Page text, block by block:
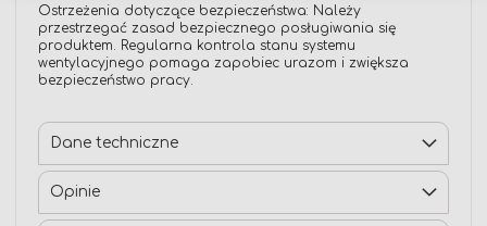
Ostrzeżenia dotyczące bezpieczeństwa: Należy
przestrzegać zasad bezpiecznego posługiwania się
produktem. Regularna kontrola stanu systemu
wentylacyjnego pomaga zapobiec urazom i zwiększa
bezpieczeństwo pracy.
Dane techniczne
Opinie